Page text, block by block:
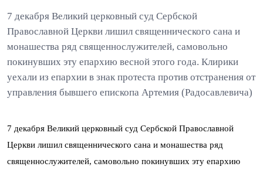
7 декабря Великий церковный суд Сербской
Православной Церкви лишил священнического сана и
монашества ряд священнослужителей, самовольно
покинувших эту епархию весной этого года. Клирики
уехали из епархии в знак протеста против отстранения от
управления бывшего епископа Артемия (Радосавлевича)
7 декабря Великий церковный суд Сербской Православной
Церкви лишил священнического сана и монашества ряд
священнослужителей, самовольно покинувших эту епархию